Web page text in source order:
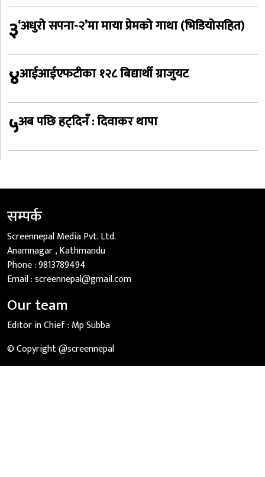
३‘अधुरो सपना-२’मा माया प्रेमको गाथा (भिडियोसहित)
४आईआईएफटीका १२८ बिद्यार्थी ग्राजुयट
५अब पछि हट्दिनँ : दिवाकर थापा
सम्पर्क
Screennepal Media Pvt. Ltd.
Anamnagar , Kathmandu
Phone :9813789494
Email :screennepal@gmail.com
Our team
Editor in Chief : Mp Subba
© Copyright @screennepal